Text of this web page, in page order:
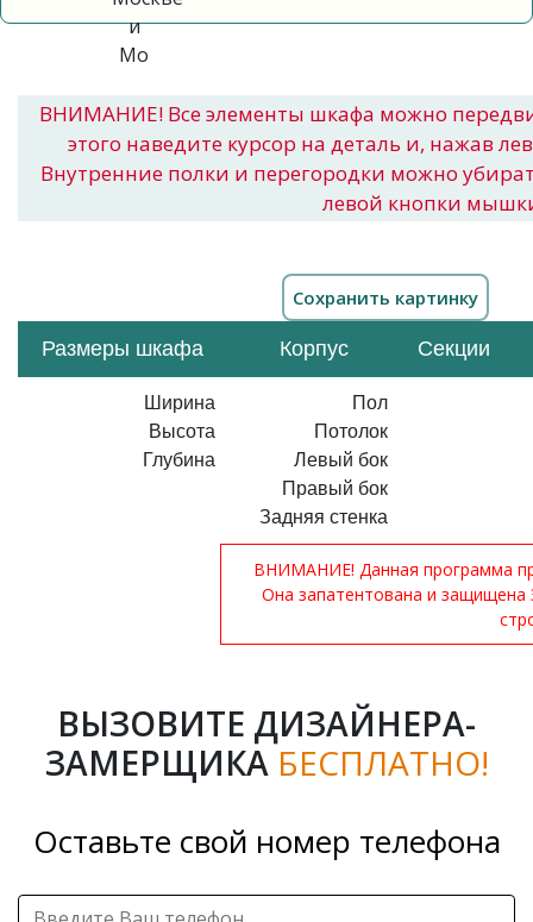
ВНИМАНИЕ! Все элементы шкафа можно
этого наведите курсор на деталь и, нажав
Внутренние полки и перегородки можно
левой кнопки
Размеры шкафа Корпус Секции
Ширина
Высота
Глубина
Пол
Потолок
Левый бок
Правый бок
Задняя стенка
ВНИМАНИЕ! Данная программа
Она запатентована и
ВЫЗОВИТЕ ДИЗАЙНЕРА-
ЗАМЕРЩИКА БЕСПЛАТНО!
Оставьте свой номер телефона